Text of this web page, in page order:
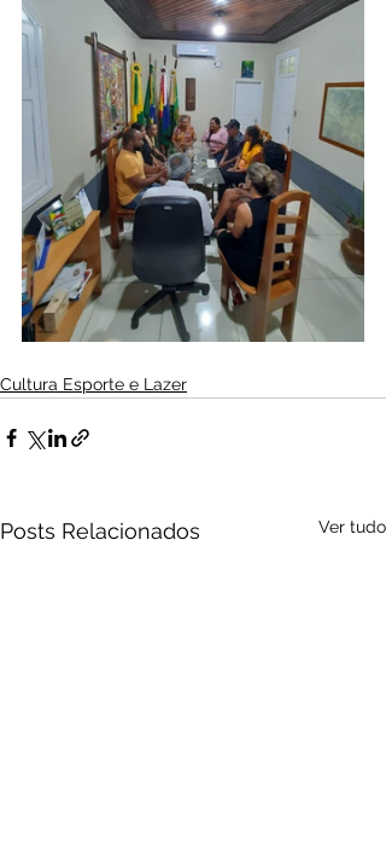
Cultura Esporte e Lazer
Posts Relacionados Ver tudo